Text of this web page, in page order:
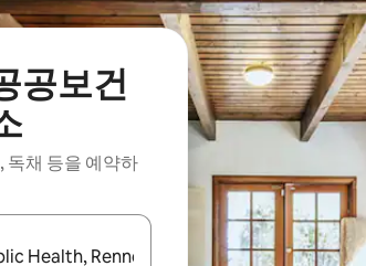
공보건
독채 등을 예약하
사용하거나 터치 또는 스와이프 동작으로 탐색하세요.